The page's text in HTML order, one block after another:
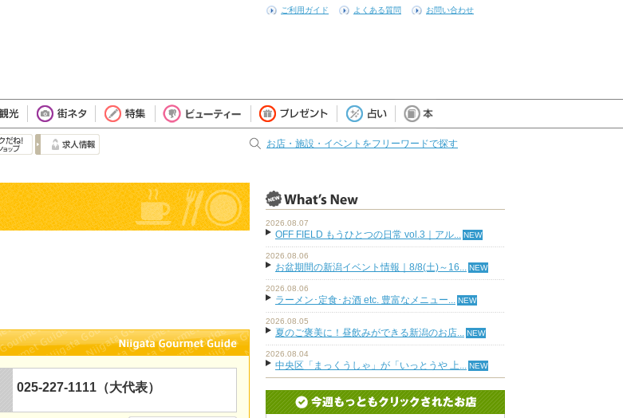
ご利用ガイド よくある質問 お問い合わせ
お店・施設・イベントをフリーワードで探す
025-227-1111（大代表）
2026.08.07
OFF FIELD もうひとつの日常 vol.3｜アル...
2026.08.06
お盆期間の新潟イベント情報｜8/8(土)～16...
2026.08.06
ラーメン･定食･お酒 etc. 豊富なメニュー...
2026.08.05
夏のご褒美に！昼飲みができる新潟のお店...
2026.08.04
中央区「まっくうしゃ」が「いっとうや 上...